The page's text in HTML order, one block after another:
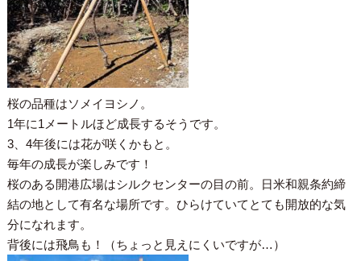
桜の品種はソメイヨシノ。
1年に1メートルほど成長するそうです。
3、4年後には花が咲くかもと。
毎年の成長が楽しみです！
桜のある開港広場はシルクセンターの目の前。日米和親条約締
結の地として有名な場所です。ひらけていてとても開放的な気
分になれます。
背後には飛鳥も！（ちょっと見えにくいですが…）